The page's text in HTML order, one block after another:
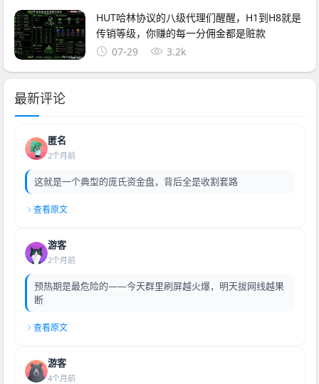
HUT哈林协议的八级代理们醒醒，H1到H8就是
传销等级，你赚的每一分佣金都是赃款
07-29
3.2k
最新评论
匿名
2个月前
这就是一个典型的庞氏资金盘，背后全是收割套路
查看原文
游客
2个月前
预热期是最危险的——今天群里刷屏越火爆，明天拔网线越果
断
查看原文
游客
4个月前